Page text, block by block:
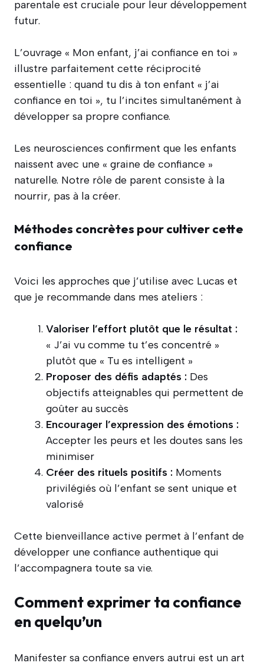
parentale est cruciale pour leur développement
futur.
L’ouvrage « Mon enfant, j’ai confiance en toi »
illustre parfaitement cette réciprocité
essentielle : quand tu dis à ton enfant « j’ai
confiance en toi », tu l’incites simultanément à
développer sa propre confiance.
Les neurosciences confirment que les enfants
naissent avec une « graine de confiance »
naturelle. Notre rôle de parent consiste à la
nourrir, pas à la créer.
Méthodes concrètes pour cultiver cette
confiance
Voici les approches que j’utilise avec Lucas et
que je recommande dans mes ateliers :
Valoriser l’effort plutôt que le résultat :
« J’ai vu comme tu t’es concentré »
plutôt que « Tu es intelligent »
Proposer des défis adaptés : Des
objectifs atteignables qui permettent de
goûter au succès
Encourager l’expression des émotions :
Accepter les peurs et les doutes sans les
minimiser
Créer des rituels positifs : Moments
privilégiés où l’enfant se sent unique et
valorisé
Cette bienveillance active permet à l’enfant de
développer une confiance authentique qui
l’accompagnera toute sa vie.
Comment exprimer ta confiance
en quelqu’un
Manifester sa confiance envers autrui est un art